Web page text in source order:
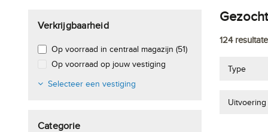
Verkrijgbaarheid
Op voorraad in centraal magazijn (51)
Op voorraad op jouw vestiging
Selecteer een vestiging
Categorie
124
Type
Uitvoering